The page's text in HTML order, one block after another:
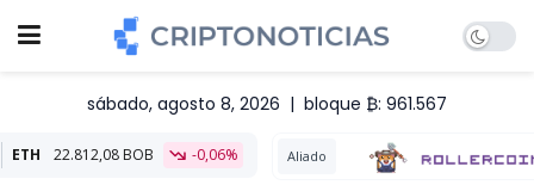
sábado, agosto 8, 2026 | bloque ₿: 961.567
BOB -0,06% Aliado